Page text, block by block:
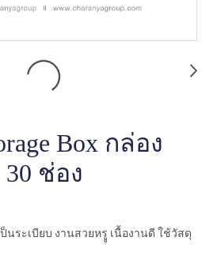
Box กล่อง
ช่อง
นระเบียบ งานสวยหรูู เนื้องานดี ใช้วัสดุ